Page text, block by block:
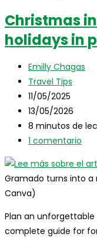
do
in
Brazil:
a
Christmas
holidays in
Autor
de
la
entrada:
Emilly Chagas
Categoría
de
la
entrada:
Travel Tips
Publicación
de
la
entrada:
11/05/2025
Última
modificación
de
entrada:
13/05/2026
Tiempo
de
8 minutos de
Comentarios
la
entrada:
1 comentario
Gramado turns into a
Canva)
Plan an unforgettable
complete guide for